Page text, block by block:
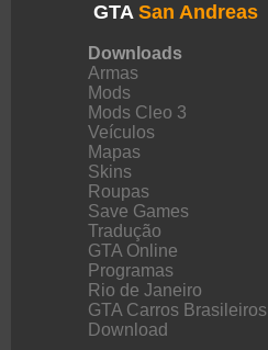
GTA San Andreas
Downloads
Armas
Mods
Mods Cleo 3
Veículos
Mapas
Skins
Roupas
Save Games
Tradução
GTA Online
Programas
Rio de Janeiro
GTA Carros Brasileiros
Download